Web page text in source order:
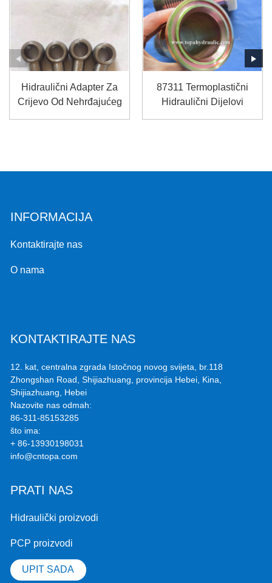
Hidraulični Adapter Za
Crijevo Od Nehrđajućeg
87311 Termoplastični
Hidraulični Dijelovi
INFORMACIJA
Kontaktirajte nas
O nama
KONTAKTIRAJTE NAS
12. kat, centralna zgrada Istočnog novog svijeta, br.118
Zhongshan Road, Shijiazhuang, provincija Hebei, Kina,
Shijiazhuang, Hebei
Nazovite nas odmah:
86-311-85153285
što ima:
+ 86-13930198031
info@cntopa.com
PRATI NAS
Hidraulički proizvodi
PCP proizvodi
UPIT SADA